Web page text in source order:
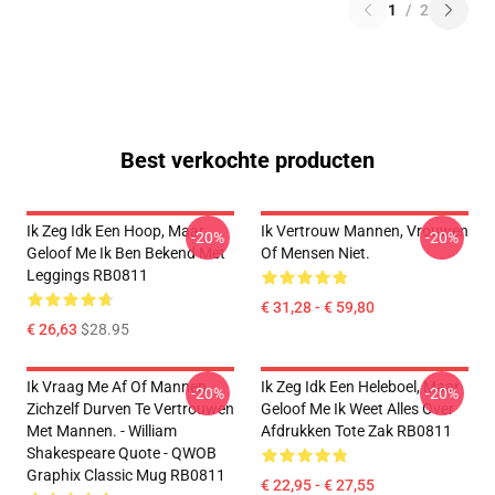
1 / 2
Best verkochte producten
Ik Zeg Idk Een Hoop, Maar
Geloof Me Ik Ben Bekend Met
Leggings RB0811
€ 26,63 $28.95
-20%
Ik Vertrouw Mannen, Vrouwen
Of Mensen Niet.
€ 31,28 - € 59,80
-20%
Ik Vraag Me Af Of Mannen
Zichzelf Durven Te Vertrouwen
Met Mannen. - William
Shakespeare Quote - QWOB
Graphix Classic Mug RB0811
-20%
Ik Zeg Idk Een Heleboel, Maar
Geloof Me Ik Weet Alles Over
Afdrukken Tote Zak RB0811
€ 22,95 - € 27,55
-20%